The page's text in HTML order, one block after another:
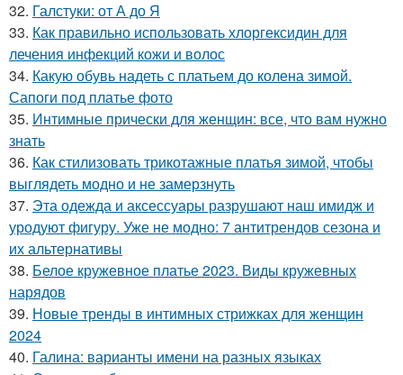
32. Галстуки: от А до Я
33. Как правильно использовать хлоргексидин для
лечения инфекций кожи и волос
34. Какую обувь надеть с платьем до колена зимой.
Сапоги под платье фото
35. Интимные прически для женщин: все, что вам нужно
знать
36. Как стилизовать трикотажные платья зимой, чтобы
выглядеть модно и не замерзнуть
37. Эта одежда и аксессуары разрушают наш имидж и
уродуют фигуру. Уже не модно: 7 антитрендов сезона и
их альтернативы
38. Белое кружевное платье 2023. Виды кружевных
нарядов
39. Новые тренды в интимных стрижках для женщин
2024
40. Галина: варианты имени на разных языках